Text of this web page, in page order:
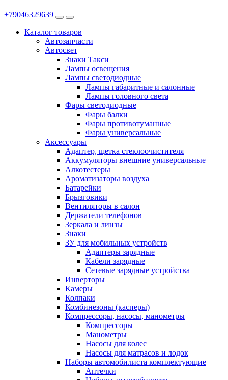
+79046329639
Каталог товаров
Автозапчасти
Автосвет
Знаки Такси
Лампы освещения
Лампы светодиодные
Лампы габаритные и салонные
Лампы головного света
Фары светодиодные
Фары балки
Фары противотуманные
Фары универсальные
Аксессуары
Адаптер, щетка стеклоочистителя
Аккумуляторы внешние универсальные
Алкотестеры
Ароматизаторы воздуха
Батарейки
Брызговики
Вентиляторы в салон
Держатели телефонов
Зеркала и линзы
Знаки
ЗУ для мобильных устройств
Адаптеры зарядные
Кабели зарядные
Сетевые зарядные устройства
Инверторы
Камеры
Колпаки
Комбинезоны (касперы)
Компрессоры, насосы, манометры
Компрессоры
Манометры
Насосы для колес
Насосы для матрасов и лодок
Наборы автомобилиста комплектующие
Аптечки